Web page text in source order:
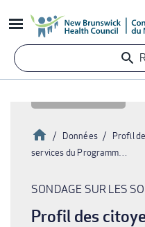
au
contenu
principal
d'Ariane
Accueil
Données
Profil
services du Programm…
SONDAGE SUR LES
Profil des